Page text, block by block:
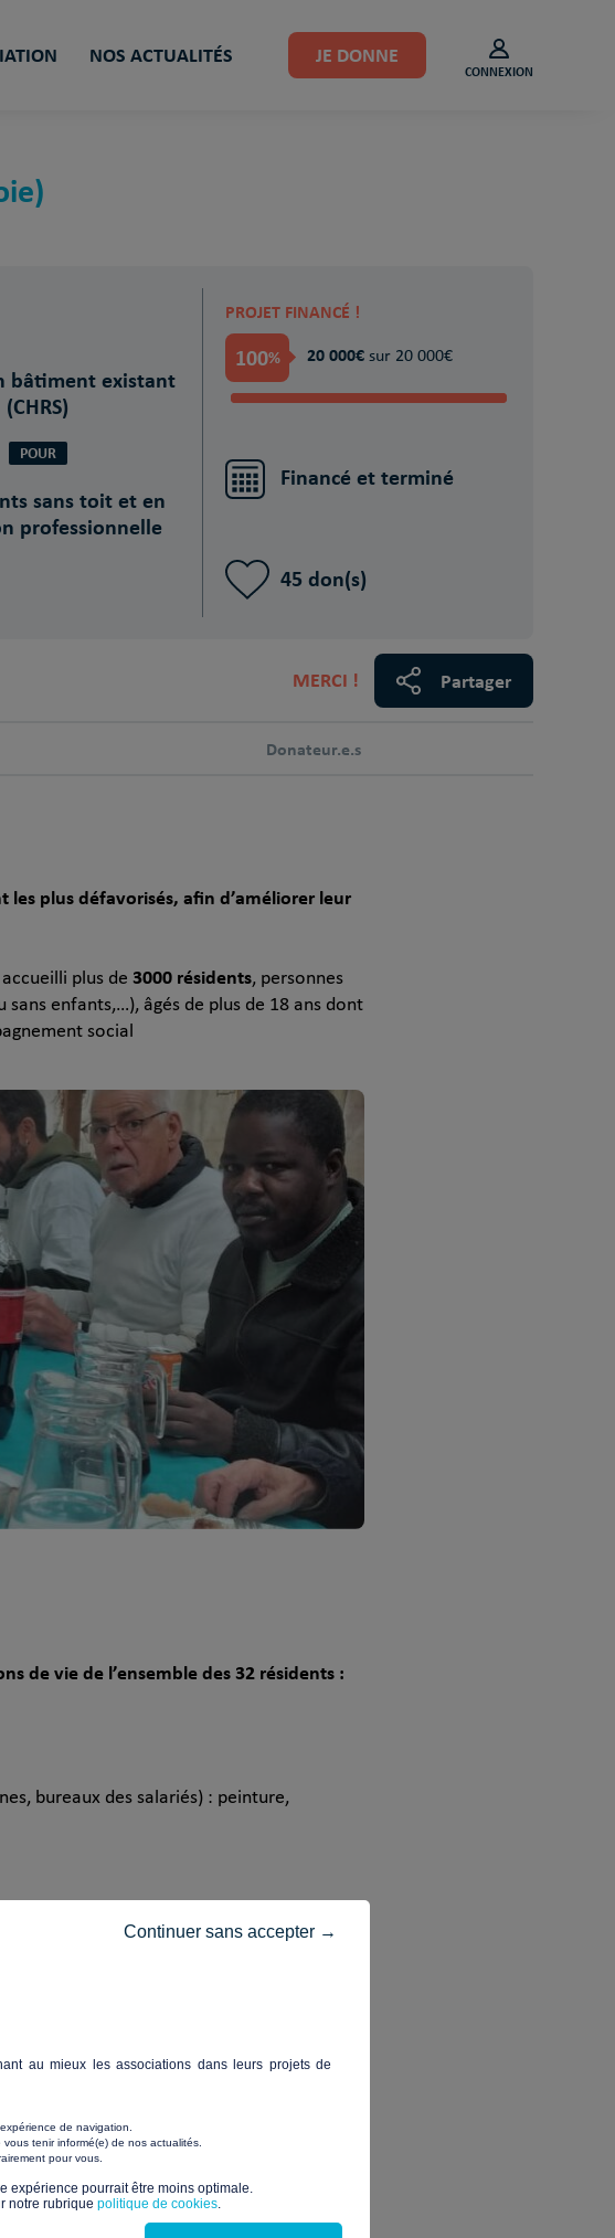
NOS ACTUALITÉS JE DONNE
CONNEXION
bâtiment existant
(CHRS)
POUR
sans toit et en
professionnelle
PROJET FINANCÉ !
100% 20 000€ sur 20 000€
Financé et terminé
45 don(s)
MERCI ! Partager
Donateur.e.s
plus défavorisés, afin d’améliorer leur
plus de 3000 résidents, personnes
enfants,…), âgés de plus de 18 ans dont
social
de vie de l’ensemble des 32 résidents :
bureaux des salariés) : peinture,
le bâtiment beaucoup plus accueillant
les frais pour l’association. Ce qui
au mieux les associations dans leurs projets de
de navigation.
tenir informé(e) de nos actualités.
pour vous.
expérience pourrait être moins optimale.​
notre rubrique politique de cookies.
Continuer sans accepter →